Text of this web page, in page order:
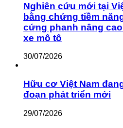
Nghiên cứu mới tại
bằng chứng tiềm
cứng phanh nâng
xe mô tô
30/07/2026
Hữu cơ Việt Nam
đoạn phát triển mới
29/07/2026